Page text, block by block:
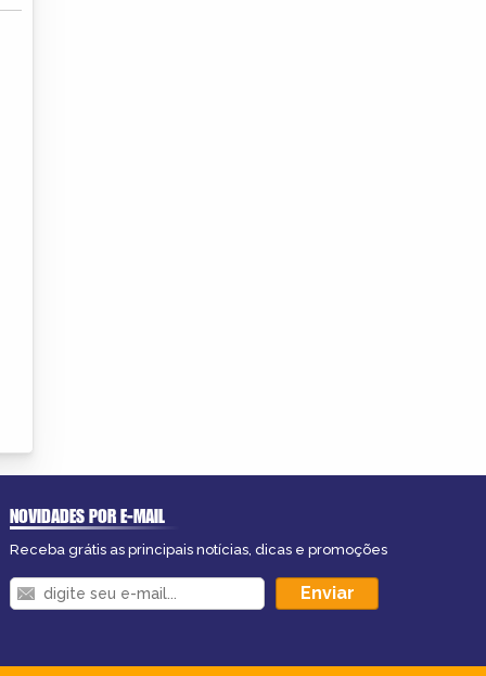
NOVIDADES POR E-MAIL
Receba grátis as principais notícias, dicas e promoções